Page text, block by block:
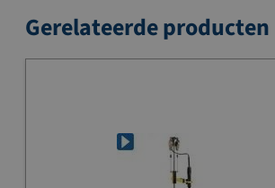
Gerelateerde producten